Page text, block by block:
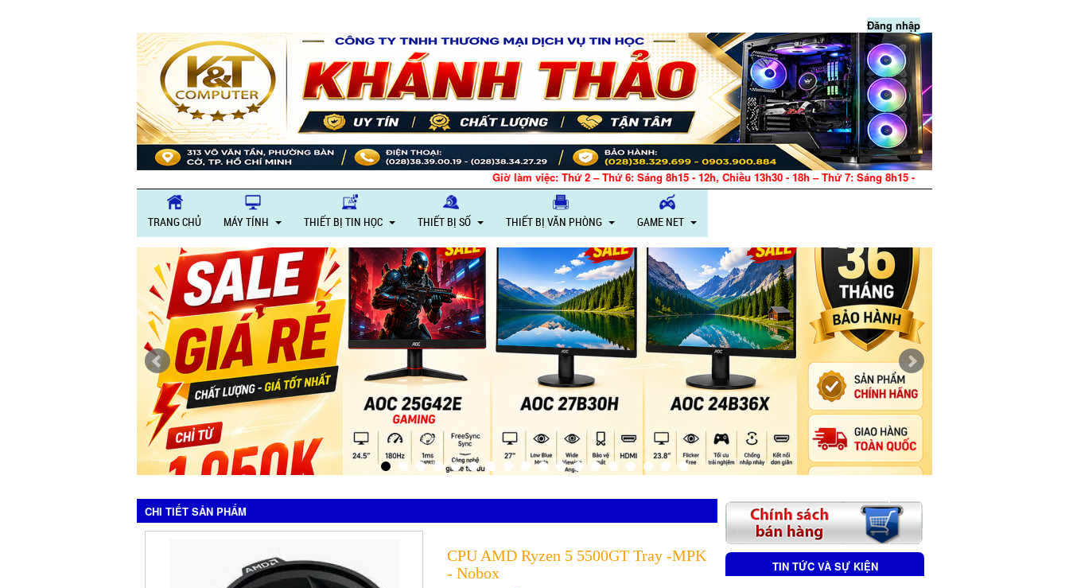
Đăng nhập
Giờ làm việc: Thứ 2 – Thứ 6: Sáng 8h15 - 12h, Chiều 13h30 - 18h – Thứ 7: Sáng 8h15 - 12h, Chiều 13h30 - 17h – CN: Nghỉ
TRANG CHỦ MÁY TÍNH THIẾT BỊ TIN HỌC THIẾT BỊ SỐ THIẾT BỊ VĂN PHÒNG GAME NET
CHI TIẾT SẢN PHẨM
CPU AMD Ryzen 5 5500GT Tray -MPK
- Nobox
TIN TỨC VÀ SỰ KIỆN